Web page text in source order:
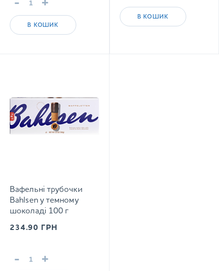
- +
В КОШИК
В КОШИК
Вафельні трубочки
Bahlsen у темному
шоколаді 100 г
234.90 ГРН
- +